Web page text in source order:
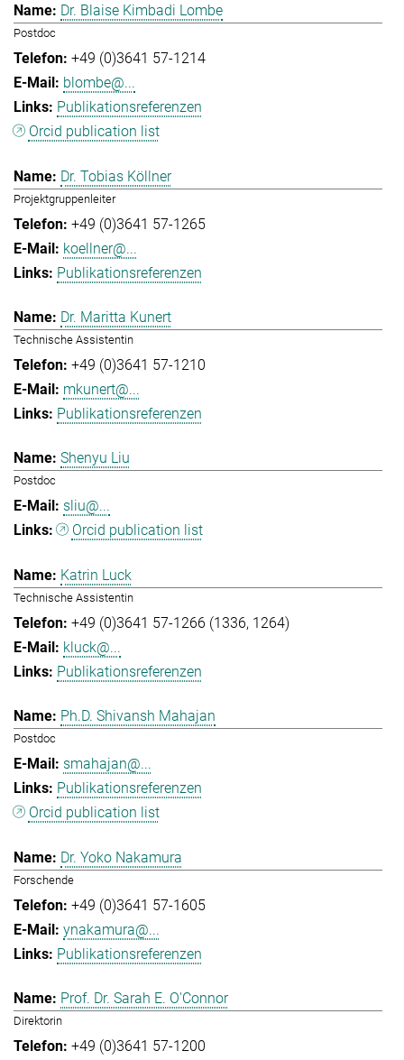
Dr. Blaise Kimbadi Lombe
Postdoc
+49 (0)3641 57-1214
blombe@...
Publikationsreferenzen
Orcid publication list
Dr. Tobias Köllner
Projektgruppenleiter
+49 (0)3641 57-1265
koellner@...
Publikationsreferenzen
Dr. Maritta Kunert
Technische Assistentin
+49 (0)3641 57-1210
mkunert@...
Publikationsreferenzen
Shenyu Liu
Postdoc
sliu@...
Orcid publication list
Katrin Luck
Technische Assistentin
+49 (0)3641 57-1266 (1336, 1264)
kluck@...
Publikationsreferenzen
Ph.D. Shivansh Mahajan
Postdoc
smahajan@...
Publikationsreferenzen
Orcid publication list
Dr. Yoko Nakamura
Forschende
+49 (0)3641 57-1605
ynakamura@...
Publikationsreferenzen
Prof. Dr. Sarah E. O'Connor
Direktorin
+49 (0)3641 57-1200